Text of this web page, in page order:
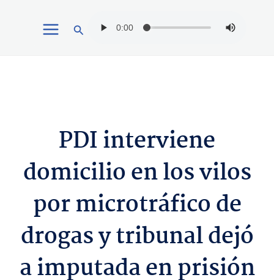
Buscar
PDI interviene
domicilio en los vilos
por microtráfico de
drogas y tribunal dejó
a imputada en prisión